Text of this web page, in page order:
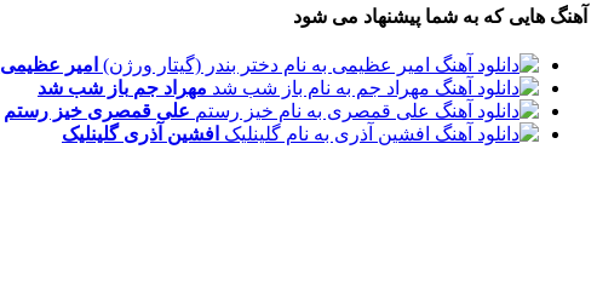
آهنگ هایی که به شما پیشنهاد می شود
امیر عظیمی
مهراد جم باز شب شد
علی قمصری خیز رستم
افشین آذری گلینلیک